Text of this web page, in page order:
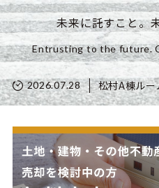
未来に託すこと。
Entrusting to the future.
2026.07.28 松村A棟ル